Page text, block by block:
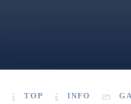
TOP INFO